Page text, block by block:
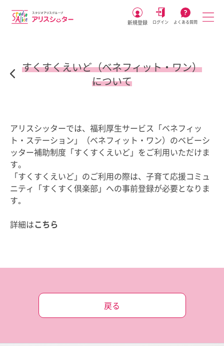
新規登録 ログイン よくある質問
すくすくえいど（ベネフィット・ワン）
について
アリスシッターでは、福利厚生サービス「ベネフィッ
ト・ステーション」（ベネフィット・ワン）のベビーシ
ッター補助制度「すくすくえいど」をご利用いただけま
す。
「すくすくえいど」のご利用の際は、子育て応援コミュ
ニティ「すくすく倶楽部」への事前登録が必要となりま
す｡
詳細は こちら
戻る